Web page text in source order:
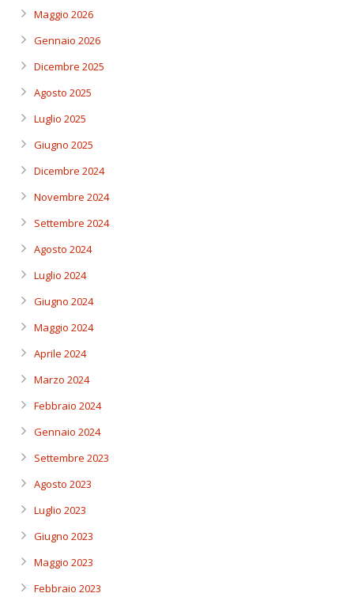
Maggio 2026
Gennaio 2026
Dicembre 2025
Agosto 2025
Luglio 2025
Giugno 2025
Dicembre 2024
Novembre 2024
Settembre 2024
Agosto 2024
Luglio 2024
Giugno 2024
Maggio 2024
Aprile 2024
Marzo 2024
Febbraio 2024
Gennaio 2024
Settembre 2023
Agosto 2023
Luglio 2023
Giugno 2023
Maggio 2023
Febbraio 2023